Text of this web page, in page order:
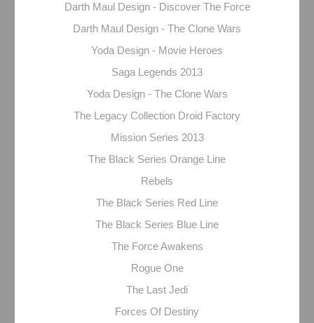
Darth Maul Design - Discover The Force
Darth Maul Design - The Clone Wars
Yoda Design - Movie Heroes
Saga Legends 2013
Yoda Design - The Clone Wars
The Legacy Collection Droid Factory
Mission Series 2013
The Black Series Orange Line
Rebels
The Black Series Red Line
The Black Series Blue Line
The Force Awakens
Rogue One
The Last Jedi
Forces Of Destiny